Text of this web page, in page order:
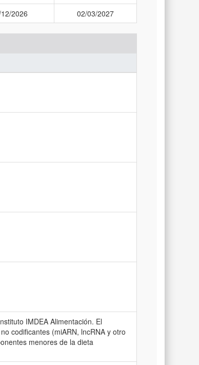
2026 02/03/2027
IMDEA Alimentación. El
codificantes (miARN, lncRNA y otro
menores de la dieta